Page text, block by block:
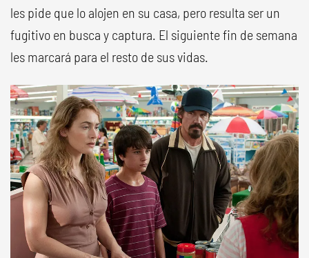
les pide que lo alojen en su casa, pero resulta ser un
fugitivo en busca y captura. El siguiente fin de semana
les marcará para el resto de sus vidas.